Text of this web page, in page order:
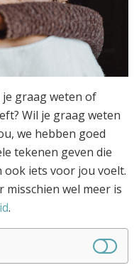
je graag weten of
Wil je graag weten
we hebben goed
tekenen geven die
iets voor jou voelt.
misschien wel meer is
.